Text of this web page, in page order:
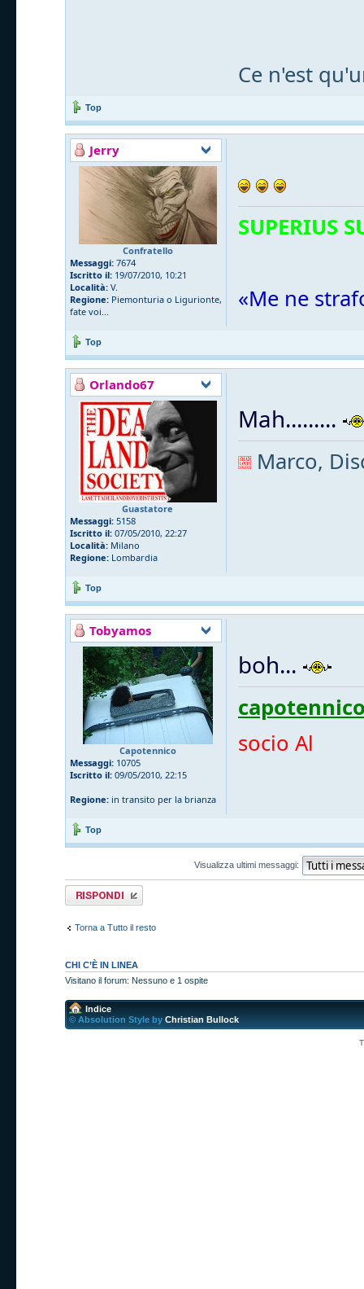
Ce n'est
Top
Jerry
Confratello
Messaggi: 7674
Iscritto il: 19/07/2010, 10:21
Località: V.
Regione: Piemonturia o Ligurionte,
fate voi...
SUPERIUS
«Me ne
Top
Orlando67
Guastatore
Messaggi: 5158
Iscritto il: 07/05/2010, 22:27
Località: Milano
Regione: Lombardia
Mah.........
Marco,
Top
Tobyamos
Capotennico
Messaggi: 10705
Iscritto il: 09/05/2010, 22:15
Regione: in transito per la brianza
boh...
socio Al
Top
Visualizza ultimi messaggi:
Rispondi al
messaggio
Torna a Tutto il resto
CHI C’È IN LINEA
Visitano il forum: Nessuno e 1 ospite
Indice
© Absolution Style by Christian Bullock